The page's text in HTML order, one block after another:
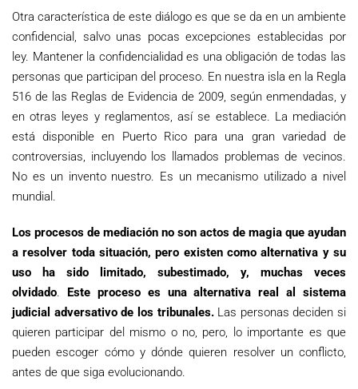
Otra característica de este diálogo es que se da en un ambiente
confidencial, salvo unas pocas excepciones establecidas por
ley. Mantener la confidencialidad es una obligación de todas las
personas que participan del proceso. En nuestra isla en la Regla
516 de las Reglas de Evidencia de 2009, según enmendadas, y
en otras leyes y reglamentos, así se establece. La mediación
está disponible en Puerto Rico para una gran variedad de
controversias, incluyendo los llamados problemas de vecinos.
No es un invento nuestro. Es un mecanismo utilizado a nivel
mundial.
Los procesos de mediación no son actos de magia que ayudan
a resolver toda situación, pero existen como alternativa y su
uso ha sido limitado, subestimado, y, muchas veces
olvidado. Este proceso es una alternativa real al sistema
judicial adversativo de los tribunales.Las personas deciden si
quieren participar del mismo o no, pero, lo importante es que
pueden escoger cómo y dónde quieren resolver un conflicto,
antes de que siga evolucionando.